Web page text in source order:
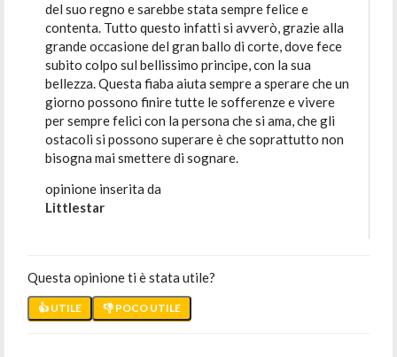
del suo regno e sarebbe stata sempre felice e
contenta. Tutto questo infatti si avverò, grazie alla
grande occasione del gran ballo di corte, dove fece
subito colpo sul bellissimo principe, con la sua
bellezza. Questa fiaba aiuta sempre a sperare che un
giorno possono finire tutte le sofferenze e vivere
per sempre felici con la persona che si ama, che gli
ostacoli si possono superare è che soprattutto non
bisogna mai smettere di sognare.
opinione inserita da
Littlestar
Questa opinione ti è stata utile?
👍 UTILE 👎 POCO UTILE